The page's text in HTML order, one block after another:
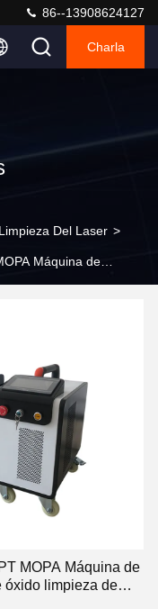
86--13908624127
Charla
Del Laser >
Máquina de
MOPA Máquina de
óxido limpieza de